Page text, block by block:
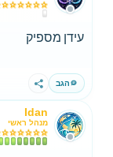
עידן מספיק
הגב שתף
Idan
מנהל ראשי